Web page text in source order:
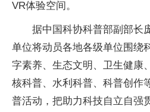
VR体验空间。
据中国科协科普部副部长
单位将动员各地各级单位围绕
字素养、生态文明、卫生健康
核科普、水利科普、科普创作
普活动，把助力科技自立自强